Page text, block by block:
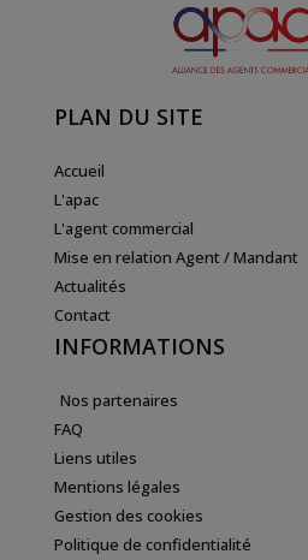
PLAN DU SITE
Accueil
L'apac
L'agent commercial
Mise en relation Agent / Mandant
Actualités
Contact
INFORMATIONS
Nos partenaires
FAQ
Liens utiles
Mentions légales
Gestion des cookies
Politique de confidentialité